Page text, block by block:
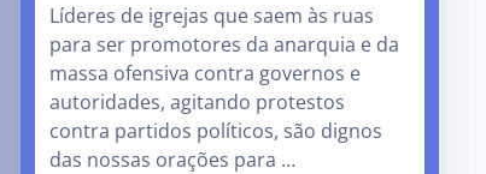
Líderes de igrejas que saem às ruas
para ser promotores da anarquia e da
massa ofensiva contra governos e
autoridades, agitando protestos
contra partidos políticos, são dignos
das nossas orações para …